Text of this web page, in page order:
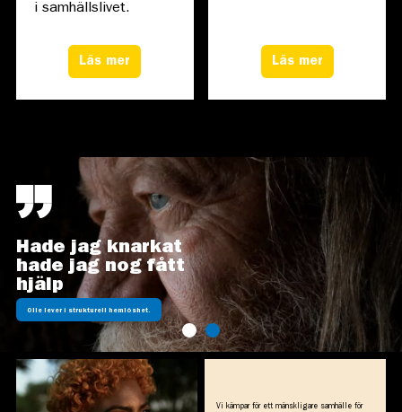
i samhällslivet.
Läs mer Läs mer
Hade jag knarkat
hade jag nog fått
hjälp
Olle lever i strukturell hemlöshet.
Vi kämpar för ett mänskligare samhälle för